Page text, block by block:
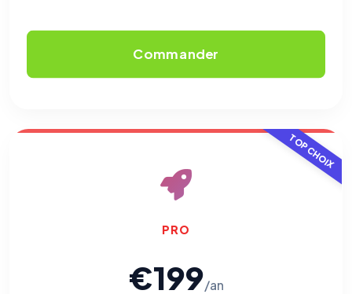
Commander
TOP CHOIX
PRO
€199/an